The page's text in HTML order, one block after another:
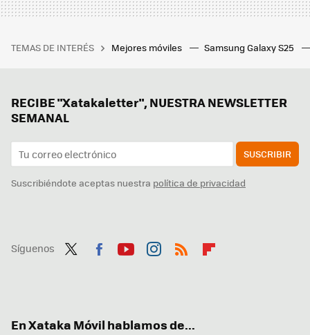
TEMAS DE INTERÉS Mejores móviles Samsung Galaxy S25
RECIBE "Xatakaletter", NUESTRA NEWSLETTER
SEMANAL
SUSCRIBIR
Suscribiéndote aceptas nuestra política de privacidad
Síguenos
En Xataka Móvil hablamos de...